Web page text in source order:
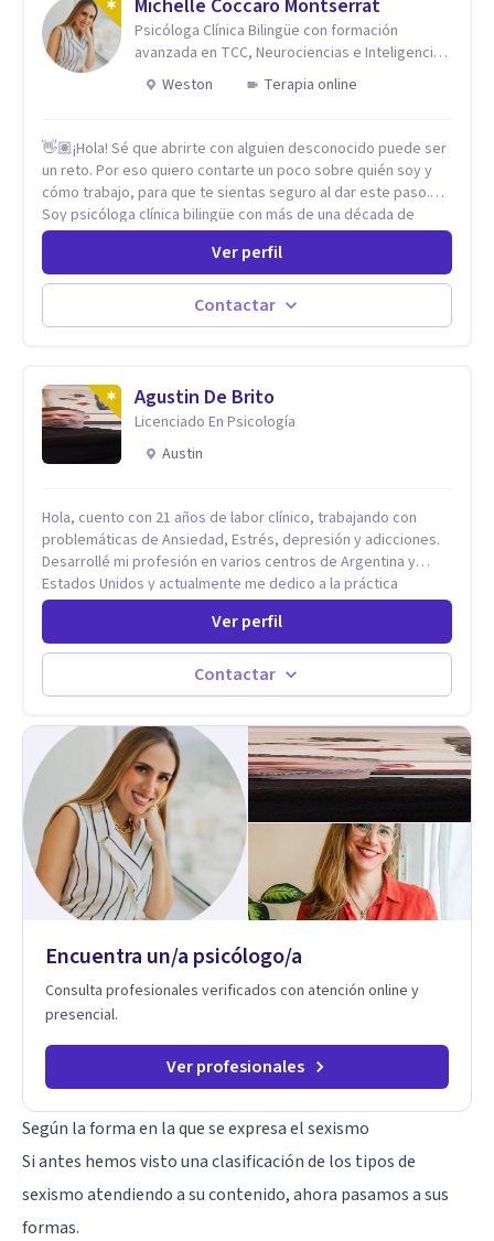
Michelle Coccaro Montserrat
Psicóloga Clínica Bilingüe con formación
avanzada en TCC, Neurociencias e Inteligencia
Emocional.
Weston Terapia online
👋🏽¡Hola! Sé que abrirte con alguien desconocido puede ser
un reto. Por eso quiero contarte un poco sobre quién soy y
cómo trabajo, para que te sientas seguro al dar este paso.
Soy psicóloga clínica bilingüe con más de una década de
experiencia. He dictado conferencias, escrito artículos y
ejercido como profesora universitaria. Un dato curioso: he
vivido en varios países y conozco de primera mano lo que
significa ser migrante, adaptarse a los cambios y empezar de
nuevo.
Ver perfil
Contactar
Agustin De Brito
Licenciado En Psicología
Austin
Hola, cuento con 21 años de labor clínico, trabajando con
problemáticas de Ansiedad, Estrés, depresión y adicciones.
Desarrollé mi profesión en varios centros de Argentina y
Estados Unidos y actualmente me dedico a la práctica
privada. Utilizo terapias cognitivas conductuales basadas en
evidencia científica con comprobados resultados. Los
objetivos terapéuticos están centrados en brindar
herramientas concretas para el cambio, que permitan
desarrollar nuevas habilidades y estrategias basadas en la
Ver perfil
Contactar
Encuentra un/a psicólogo/a
Consulta profesionales verificados con atención online y
presencial.
Ver profesionales
Según la forma en la que se expresa el sexismo
Si antes hemos visto una clasificación de los tipos de
sexismo atendiendo a su contenido, ahora pasamos a sus
formas.